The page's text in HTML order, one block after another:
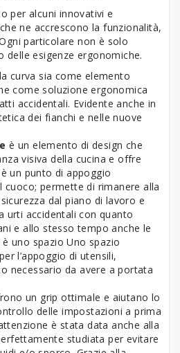
per alcuni innovativi e
ne accrescono la funzionalità,
particolare non è solo
esigenze ergonomiche.
curva sia come elemento
come soluzione ergonomica
accidentali. Evidente anche in
dei fianchi e nelle nuove
è un elemento di design che
visiva della cucina e offre
un punto di appoggio
permette di rimanere alla
dal piano di lavoro e
urti accidentali con quanto
e allo stesso tempo anche le
uno spazio Uno spazio
l’appoggio di utensili,
necessario da avere a portata
un grip ottimale e aiutano lo
delle impostazioni a prima
è stata data anche alla
studiata per evitare